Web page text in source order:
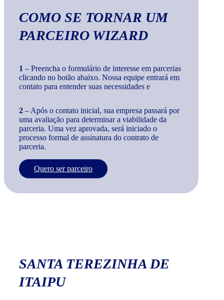
COMO SE TORNAR UM
PARCEIRO WIZARD
1 – Preencha o formulário de interesse em parcerias
clicando no botão abaixo. Nossa equipe entrará em
contato para entender suas necessidades e
2 – Após o contato inicial, sua empresa passará por
uma avaliação para determinar a viabilidade da
parceria. Uma vez aprovada, será iniciado o
processo formal de assinatura do contrato de
parceria.
Quero ser parceiro
SANTA TEREZINHA DE
ITAIPU